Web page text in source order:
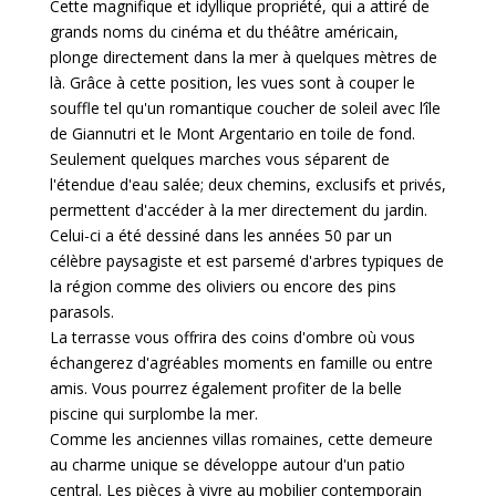
Cette magnifique et idyllique propriété, qui a attiré de
grands noms du cinéma et du théâtre américain,
plonge directement dans la mer à quelques mètres de
là. Grâce à cette position, les vues sont à couper le
souffle tel qu'un romantique coucher de soleil avec l’île
de Giannutri et le Mont Argentario en toile de fond.
Seulement quelques marches vous séparent de
l'étendue d'eau salée; deux chemins, exclusifs et privés,
permettent d'accéder à la mer directement du jardin.
Celui-ci a été dessiné dans les années 50 par un
célèbre paysagiste et est parsemé d'arbres typiques de
la région comme des oliviers ou encore des pins
parasols.
La terrasse vous offrira des coins d'ombre où vous
échangerez d'agréables moments en famille ou entre
amis. Vous pourrez également profiter de la belle
piscine qui surplombe la mer.
Comme les anciennes villas romaines, cette demeure
au charme unique se développe autour d'un patio
central. Les pièces à vivre au mobilier contemporain